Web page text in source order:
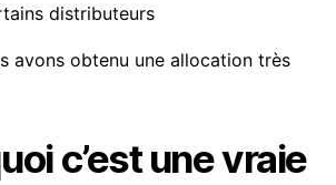
distributeurs
avons obtenu une allocation très
c’est une vraie